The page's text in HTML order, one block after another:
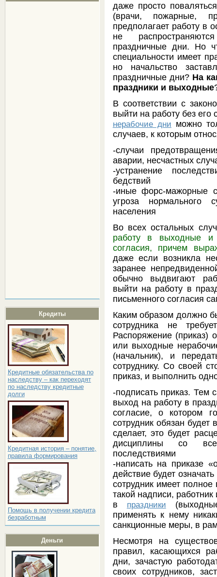
Кредиты
Кредитные обязательства по
наследству – как переходят
по наследству кредитные
долги
Кредитная история – понятие,
правила формирования
Помощь в получении кредита
безработным
Деньги
даже просто
(врачи, пожарные,
предполагает работу в
не
праздничные дни. Но
специальности имеет
но начальство
праздничные дни? На
праздники и выходные
В соответствии с
выйти на работу без
нерабочие дни можно
случаев, к которым
-случаи
аварии, несчастных
-устранение
бедствий
-иные форс-мажорные
угроза нормального
населения
Во всех остальных
работу в выходные и
согласия, причем
даже если возникла
заранее
обычно выдвигают
выйти на работу в
письменного согласия
Каким образом должно
сотрудника не
Распоряжение (приказ)
или выходные
(начальник), и
сотруднику. Со своей
приказ, и выполнить
-подписать приказ. Тем
выход на работу в
согласие, о котором
сотрудник обязан будет
сделает, это будет
дисциплины со
последствиями
-написать на приказе
действие будет
сотрудник имеет
такой надписи,
в праздники
применять к нему
санкционные меры, в
Несмотря на
правил, касающихся
дни, зачастую
своих сотрудников,